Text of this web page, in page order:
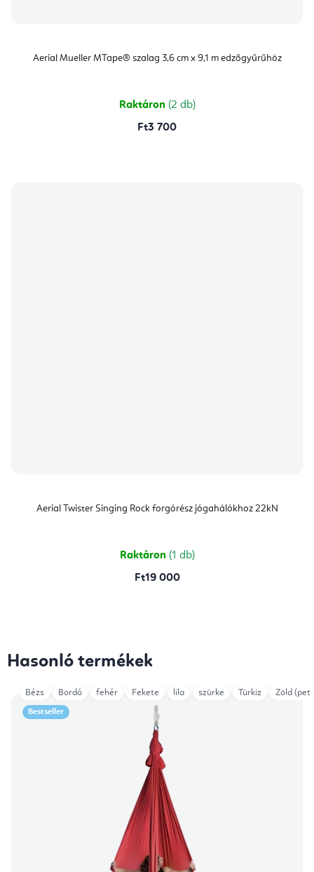
Aerial Mueller MTape® szalag 3,6 cm x 9,1 m edzőgyűrűhöz
Raktáron (2 db)
Ft3 700
Aerial Twister Singing Rock forgórész jógahálókhoz 22kN
Raktáron (1 db)
Ft19 000
Hasonló termékek
Bestseller
Bézs Bordó fehér Fekete lila szürke Türkiz Zöld